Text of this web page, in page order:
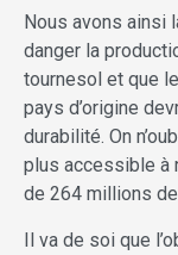
Nous avons ainsi
danger la
tournesol et que
pays d’origine
durabilité. On
plus accessible à
de 264 millions
Il va de soi que